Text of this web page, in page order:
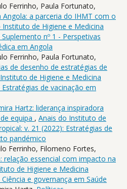
Ferrinho, Paula Fortunato,
Angola: a parceria do IHMT com o
Instituto de Higiene e Medicina
nº 1 - Perspetivas
em Angola
Ferrinho, Paula Fortunato,
de desenho de estratégias de
de Higiene e Medicina
de vacinação em
Hartz: liderança inspiradora
equipa , Anais do Instituto de
v. 21 (2022): Estratégias de
pandémico
Ferrinho, Filomeno Fortes,
relação essencial com impacto na
de Higiene e Medicina
e governança em Saúde